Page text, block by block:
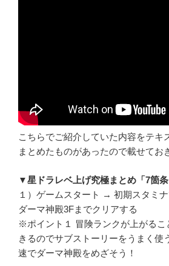
こちらでご紹介していた内容をテキ
まとめたものがあったので載せてお
▼星ドラレベ上げ究極まとめ「7箇条
１）ゲームスタート → 初期スタミ
ダーマ神殿3Fまでクリアする
※ポイント１ 冒険ランクが上がるこ
きるのでサブストーリーをうまく使
速でダーマ神殿をめざそう！